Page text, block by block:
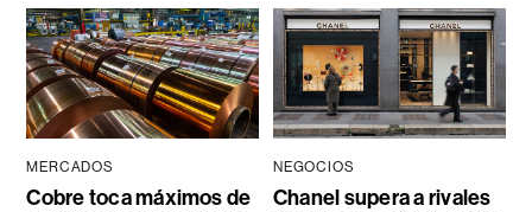
MERCADOS
Cobre toca máximos de
NEGOCIOS
Chanel supera a rivales